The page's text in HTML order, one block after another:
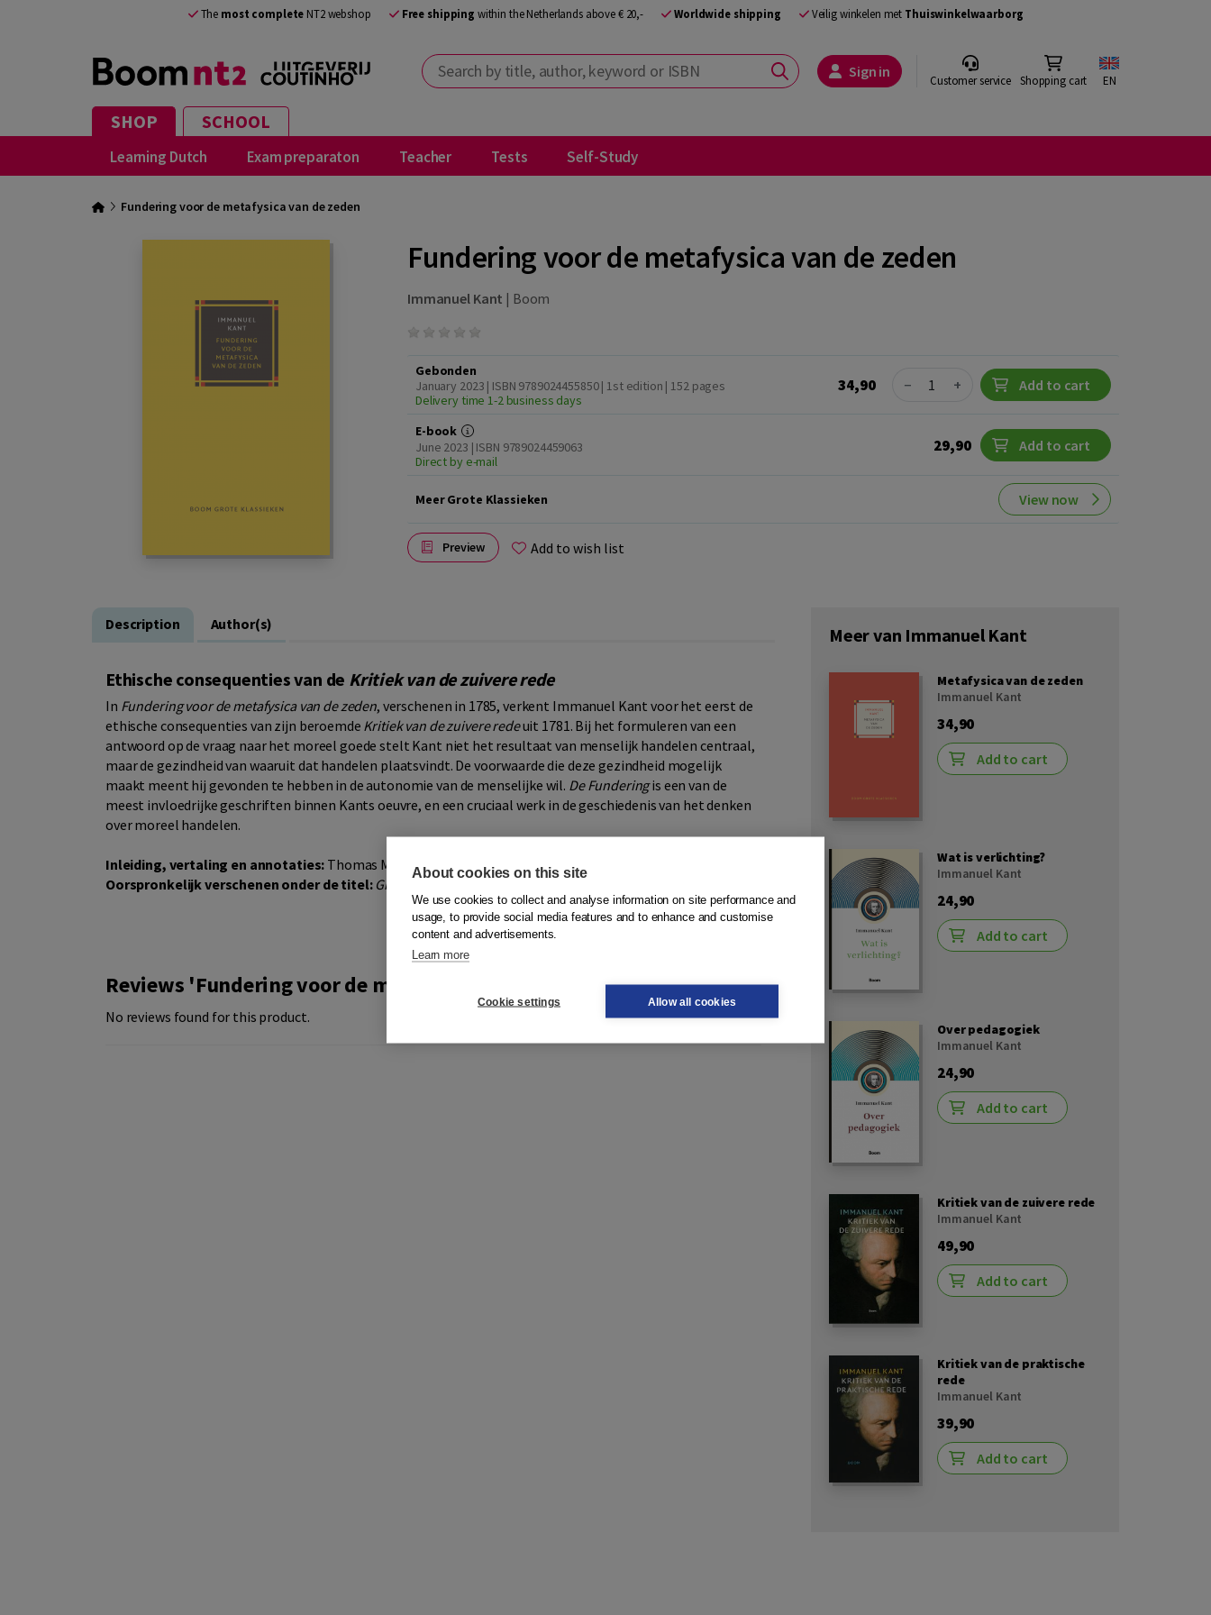
The most complete NT2 webshop Free shipping within the Netherlands above € 20,- Worldwide shipping Veilig winkelen met Thuiswinkelwaarborg
Search by title, author, keyword or ISBN Sign in Customer service Shopping cart EN
SHOP SCHOOL
Learning Dutch Exam preparaton Teacher Tests Self-Study
Fundering voor de metafysica van de zeden
Fundering voor de metafysica van de zeden
Immanuel Kant | Boom
Gebonden
January 2023 | ISBN 9789024455850 | 1st edition | 152 pages
Delivery time 1-2 business days
34,90 Quantity
− + Add to cart
E-book
June 2023 | ISBN 9789024459063
Direct by e-mail
29,90 Add to cart
Meer Grote Klassieken View now
Preview Add to wish list
Description Author(s)
Ethische consequenties van de Kritiek van de zuivere rede
In Fundering voor de metafysica van de zeden, verschenen in 1785, verkent Immanuel Kant voor het eerst de
ethische consequenties van zijn beroemde Kritiek van de zuivere redeuit 1781. Bij het formuleren van een
antwoord op de vraag naar het moreel goede stelt Kant niet het resultaat van menselijk handelen centraal,
maar de gezindheid van waaruit dat handelen plaatsvindt. De voorwaarde die deze gezindheid mogelijk
maakt meent hij gevonden te hebben in de autonomie van de menselijke wil. De Funderingis een van de
meest invloedrijke geschriften binnen Kants oeuvre, en een cruciaal werk in de geschiedenis van het denken
over moreel handelen.
Inleiding, vertaling en annotaties: Thomas Mertens
Oorspronkelijk verschenen onder de titel: Grundlegung zur Metaphysik der Sitten
Reviews 'Fundering voor de metafysica van de zeden'
No reviews found for this product.
Meer van Immanuel Kant
Metafysica van de zeden
Immanuel Kant
34,90
Add to cart
Wat is verlichting?
Immanuel Kant
24,90
Add to cart
Over pedagogiek
Immanuel Kant
24,90
Add to cart
Kritiek van de zuivere rede
Immanuel Kant
49,90
Add to cart
Kritiek van de praktische
rede
Immanuel Kant
39,90
Add to cart
About cookies on this site
We use cookies to collect and analyse information on site performance and
usage, to provide social media features and to enhance and customise
content and advertisements.
Learn more
Cookie settings Allow all cookies